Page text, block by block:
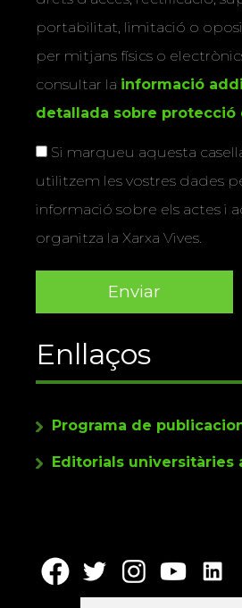
portabilitat, limitació o
per mitjans físics o
consultar la informació
detallada sobre protecció
Si marqueu aquesta
utilitzem les vostres dades
informació sobre els actes i
organitza la Xarxa Vives.
Enllaços
Programa de
Editorials universitàries